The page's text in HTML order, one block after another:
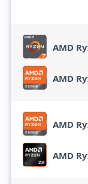
AMD
AMD
AMD
AMD